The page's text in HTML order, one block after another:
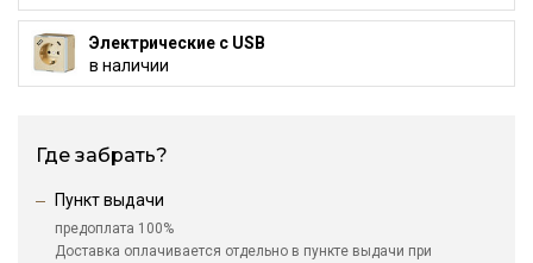
Электрические с USB
в наличии
Где забрать?
Пункт выдачи
предоплата 100%
Доставка оплачивается отдельно в пункте выдачи при